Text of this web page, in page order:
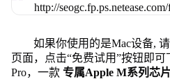
如果你使用的是Mac设备,
页面，点击“免费试用”按钮即
Pro，一款 专属Apple M系列芯